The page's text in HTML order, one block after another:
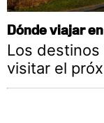
Dónde viajar
Los
visitar el